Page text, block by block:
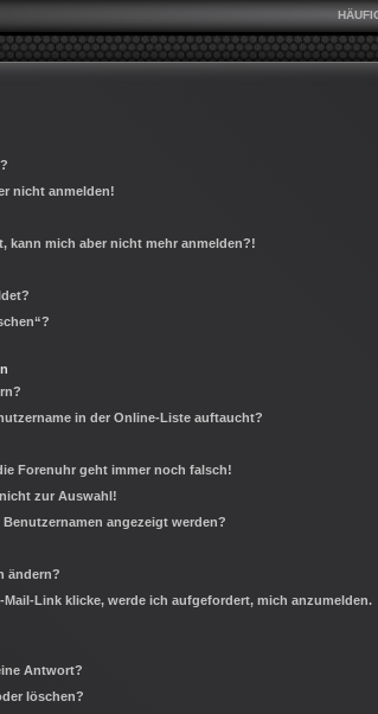
nicht anmelden!
kann mich aber nicht mehr anmelden?!
in der Online-Liste auftaucht?
Forenuhr geht immer noch falsch!
zur Auswahl!
angezeigt werden?
ändern?
Link klicke, werde ich aufgefordert, mich anzumelden.
Antwort?
löschen?